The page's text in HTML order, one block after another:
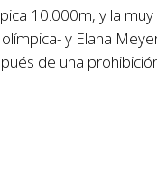
10.000m, y la
y Elana
de una